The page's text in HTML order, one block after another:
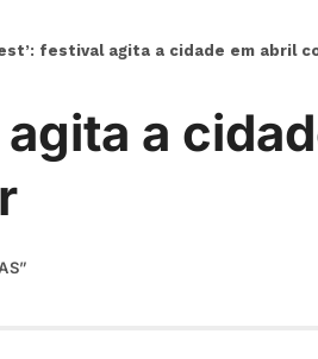
festival agita a cidade em abril
a